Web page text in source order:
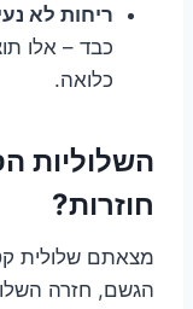
ריחות לא
כבד – אלו
כלואה.
השלוליות
חוזרות?
מצאתם שלולית
הגשם, חזרה